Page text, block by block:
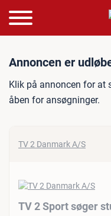
Annoncen er
Klik på annoncen for at
åben for ansøgninger.
TV 2 Danmark A/S
TV 2 Sport søger